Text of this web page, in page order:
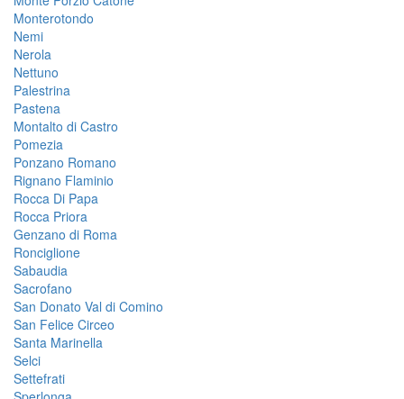
Monterotondo
Nemi
Nerola
Nettuno
Palestrina
Pastena
Montalto di Castro
Pomezia
Ponzano Romano
Rignano Flaminio
Rocca Di Papa
Rocca Priora
Genzano di Roma
Ronciglione
Sabaudia
Sacrofano
San Donato Val di Comino
San Felice Circeo
Santa Marinella
Selci
Settefrati